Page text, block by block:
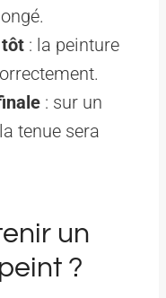
tôt : la peinture
: sur un
tenue sera
un
?